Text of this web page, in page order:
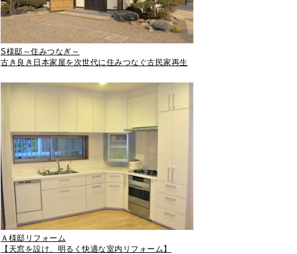
S様邸～住みつなぎ～
古き良き日本家屋を次世代に住みつなぐ古民家再生
Ａ様邸リフォーム
【天窓を設け、明るく快適な室内リフォーム】